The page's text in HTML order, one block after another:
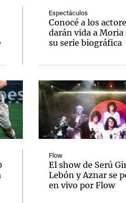
Espectáculos
Conocé a los
darán vida a Moria
su serie biográfica
Flow
El show de Serú
Lebón y Aznar se
en vivo por Flow
Notas